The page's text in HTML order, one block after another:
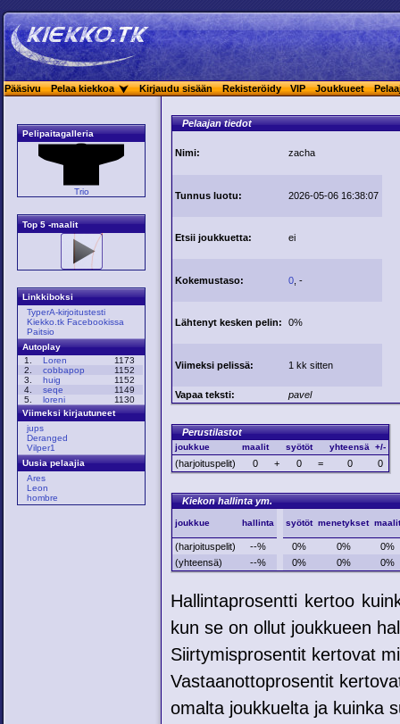
Pääsivu Pelaa kiekkoa Kirjaudu sisään Rekisteröidy VIP Joukkueet
Pelipaitagalleria
Trio
Top 5 -maalit
Linkkiboksi
TyperA-kirjoitustesti
Kiekko.tk Facebookissa
Paitsio
Autoplay
1.
Loren
1173
2.
cobbapop
1152
3.
huig
1152
4.
seqe
1149
5.
loreni
1130
Viimeksi kirjautuneet
jups
Deranged
Vilper1
Uusia pelaajia
Ares
Leon
hombre
Pelaajan tiedot
Nimi: zacha
Tunnus luotu: 2026-05-06 16:38:07
Etsii joukkuetta: ei
Kokemustaso: 0 , -
Lähtenyt kesken pelin: 0%
Viimeksi pelissä: 1 kk sitten
Vapaa teksti: pavel
Perustilastot
joukkue maalit syötöt yhteensä +/-
(harjoituspelit) 0 + 0 = 0 0
Kiekon hallinta ym.
joukkue hallinta syötöt menetykset maalit
(harjoituspelit) --% 0% 0%
0%
(yhteensä)
--% 0% 0% 0%
Hallintaprosentti kertoo
kun se on ollut joukkueen
Siirtymisprosentit kertovat
Vastaanottoprosentit
omalta joukkuelta ja kuinka